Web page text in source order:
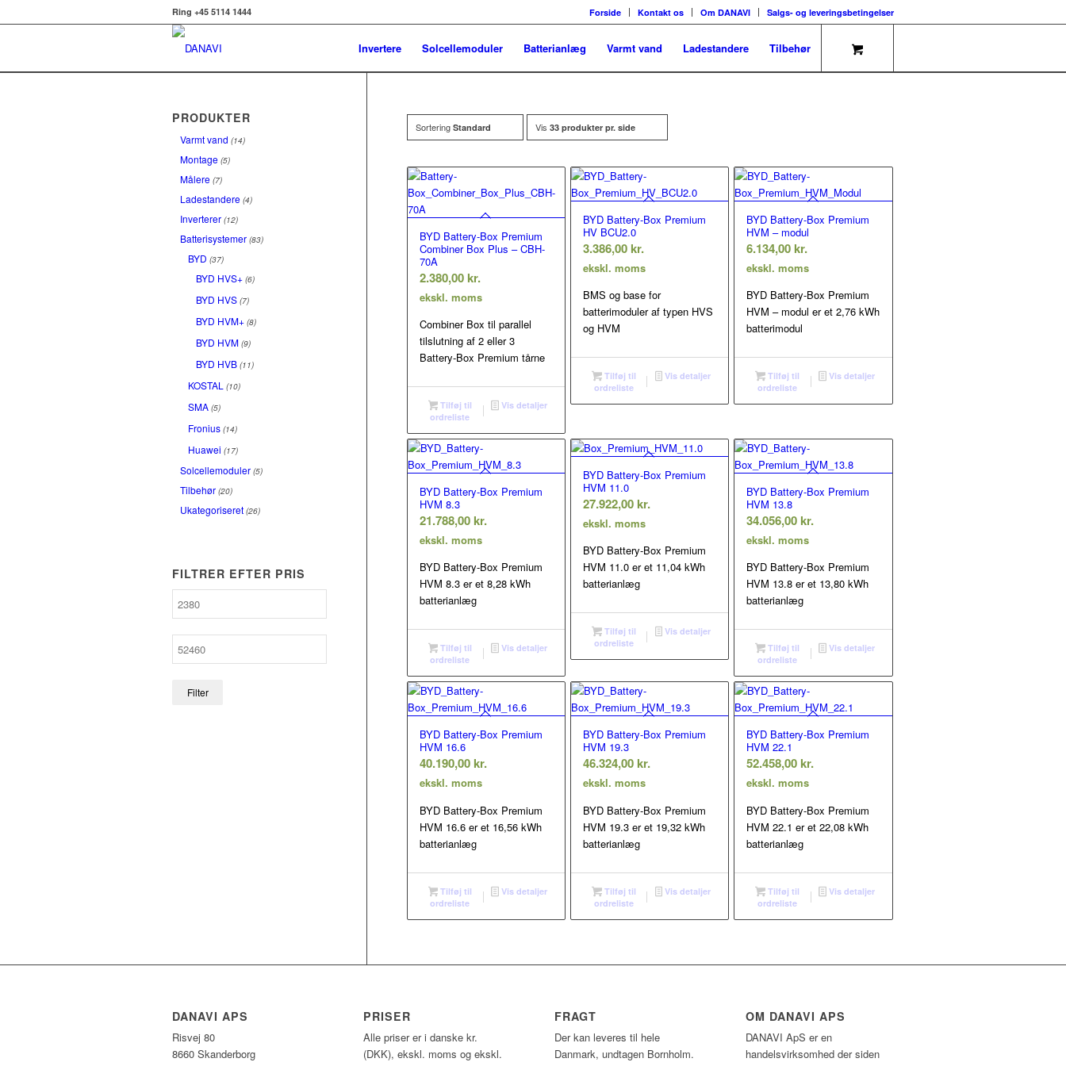
Forside Kontakt os Om DANAVI Salgs- og leveringsbetingelser
Ring +45 5114 1444
Invertere Solcellemoduler Batterianlæg Varmt vand Ladestandere Tilbehør
Sortering Standard Vis 33 produkter pr. side
BYD Battery-Box Premium
Combiner Box Plus – CBH-
70A
2.380,00 kr.
ekskl. moms
Combiner Box til parallel
tilslutning af 2 eller 3
Battery-Box Premium tårne
Tilføj til
ordreliste
Vis detaljer
BYD Battery-Box Premium
HV BCU2.0
3.386,00 kr.
ekskl. moms
BMS og base for
batterimoduler af typen HVS
og HVM
Tilføj til
ordreliste
Vis detaljer
BYD Battery-Box Premium
HVM – modul
6.134,00 kr.
ekskl. moms
BYD Battery-Box Premium
HVM – modul er et 2,76 kWh
batterimodul
Tilføj til
ordreliste
Vis detaljer
BYD Battery-Box Premium
HVM 8.3
21.788,00 kr.
ekskl. moms
BYD Battery-Box Premium
HVM 8.3 er et 8,28 kWh
batterianlæg
Tilføj til
ordreliste
Vis detaljer
BYD Battery-Box Premium
HVM 11.0
27.922,00 kr.
ekskl. moms
BYD Battery-Box Premium
HVM 11.0 er et 11,04 kWh
batterianlæg
Tilføj til
ordreliste
Vis detaljer
BYD Battery-Box Premium
HVM 13.8
34.056,00 kr.
ekskl. moms
BYD Battery-Box Premium
HVM 13.8 er et 13,80 kWh
batterianlæg
Tilføj til
ordreliste
Vis detaljer
BYD Battery-Box Premium
HVM 16.6
40.190,00 kr.
ekskl. moms
BYD Battery-Box Premium
HVM 16.6 er et 16,56 kWh
batterianlæg
Tilføj til
ordreliste
Vis detaljer
BYD Battery-Box Premium
HVM 19.3
46.324,00 kr.
ekskl. moms
BYD Battery-Box Premium
HVM 19.3 er et 19,32 kWh
batterianlæg
Tilføj til
ordreliste
Vis detaljer
BYD Battery-Box Premium
HVM 22.1
52.458,00 kr.
ekskl. moms
BYD Battery-Box Premium
HVM 22.1 er et 22,08 kWh
batterianlæg
Tilføj til
ordreliste
Vis detaljer
PRODUKTER
Varmt vand (14)
Montage (5)
Målere (7)
Ladestandere (4)
Inverterer (12)
Batterisystemer (83)
BYD (37)
BYD HVS+ (6)
BYD HVS (7)
BYD HVM+ (8)
BYD HVM (9)
BYD HVB (11)
KOSTAL (10)
SMA (5)
Fronius (14)
Huawei (17)
Solcellemoduler (5)
Tilbehør (20)
Ukategoriseret (26)
FILTRER EFTER PRIS
Filter
DANAVI APS
Risvej 80
8660 Skanderborg
PRISER
Alle priser er i danske kr.
(DKK), ekskl. moms og ekskl.
FRAGT
Der kan leveres til hele
Danmark, undtagen Bornholm.
OM DANAVI APS
DANAVI ApS er en
handelsvirksomhed der siden